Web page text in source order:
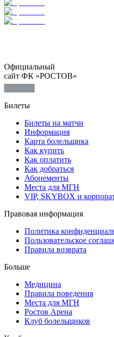
Официальный
сайт ФК «РОСТОВ»
Билеты
Билеты на матчи
Информация
Карта болельщика
Как купить
Как оплатить
Как добраться
Абонементы
Места для МГН
VIP, SKYBOX и
Правовая информация
Политика
Пользовательское
Правила возврата
Больше
Медицина
Правила поведения
Места для МГН
Ростов Арена
Клуб болельщиков